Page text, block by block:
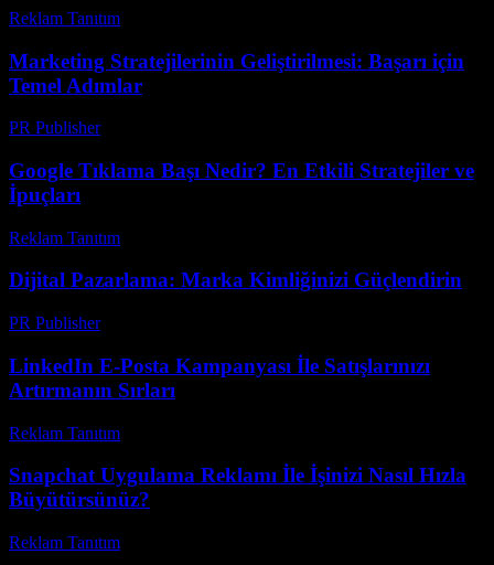
Reklam Tanıtım
Marketing Stratejilerinin Geliştirilmesi: Başarı için
Temel Adımlar
PR Publisher-
Google Tıklama Başı Nedir? En Etkili Stratejiler ve
İpuçları
Reklam Tanıtım
Dijital Pazarlama: Marka Kimliğinizi Güçlendirin
PR Publisher-
LinkedIn E-Posta Kampanyası İle Satışlarınızı
Artırmanın Sırları
Reklam Tanıtım
Snapchat Uygulama Reklamı İle İşinizi Nasıl Hızla
Büyütürsünüz?
Reklam Tanıtım